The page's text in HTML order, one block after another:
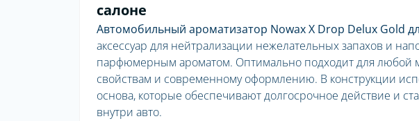
салоне
Автомобильный ароматизатор Nowax X Drop Delux Gold
аксессуар для нейтрализации нежелательных запахов и
парфюмерным ароматом. Оптимально подходит для любой
свойствам и современному оформлению. В конструкции
основа, которые обеспечивают долгосрочное действие и
внутри авто.